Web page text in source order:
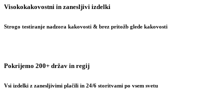
Visokokakovostni in zanesljivi izdelki
Strogo testiranje nadzora kakovosti & brez pritožb glede kakovosti
Pokrijemo 200+ držav in regij
Vsi izdelki z zanesljivimi plačili in 24/6 storitvami po vsem svetu